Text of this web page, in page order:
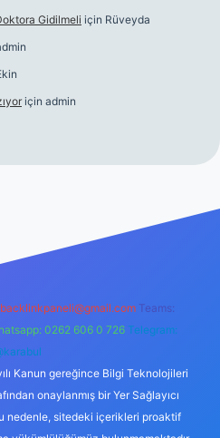
Gidilmeli için Rüveyda
için admin
backlinkpaneli@gmail.com Teams:
0262 606 0 726 Telegram:
Kanun gereğince Bilgi Teknolojileri
onaylanmış bir Yer Sağlayıcı
nedenle, sitedeki içerikleri proaktif